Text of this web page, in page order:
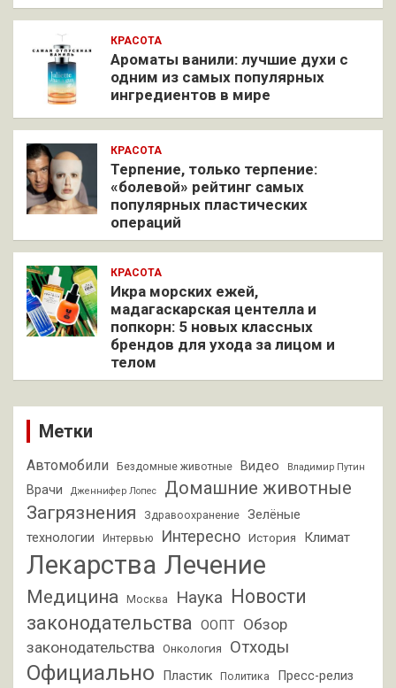
КРАСОТА
Ароматы ванили: лучшие духи с
одним из самых популярных
ингредиентов в мире
КРАСОТА
Терпение, только терпение:
«болевой» рейтинг самых
популярных пластических
операций
КРАСОТА
Икра морских ежей,
мадагаскарская центелла и
попкорн: 5 новых классных
брендов для ухода за лицом и
телом
Метки
Автомобили Бездомные животные Видео Владимир Путин
Врачи Дженнифер Лопес
Домашние животные
Загрязнения
Здравоохранение
Зелёные
технологии
Интервью Интересно История Климат
Лекарства Лечение
Медицина Москва Наука Новости
законодательства
ООПТ Обзор
законодательства
Онкология Отходы
Официально Пластик Политика Пресс-релиз